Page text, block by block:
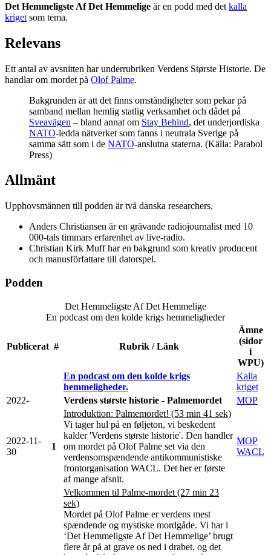
Det Hemmeligste Af Det Hemmelige är en podd med det kalla
kriget som tema.
Relevans
Ett antal av avsnitten har underrubriken Verdens Største Historie. De
handlar om mordet på Olof Palme.
Bakgrunden är att det finns omständigheter som pekar på
samband mellan hemlig statlig verksamhet och dådet på
Sveavägen – bland annat om Stay Behind, det underjordiska
NATO-ledda nätverket som fanns i neutrala Sverige på
samma sätt som i de NATO-anslutna staterna. (Källa: Parabol
Press)
Allmänt
Upphovsmännen till podden är två danska researchers.
Anders Christiansen är en grävande radiojournalist med 10
000-tals timmars erfarenhet av live-radio.
Christian Kirk Muff har en bakgrund som kreativ producent
och manusförfattare till datorspel.
Podden
Det Hemmeligste Af Det Hemmelige
En podcast om den kolde krigs hemmeligheder
Publicerat # Rubrik / Länk
Ämne
(sidor
i
WPU)
En podcast om den kolde krigs
hemmeligheder.
Kalla
kriget
2022-
Verdens største historie - Palmemordet MOP
2022-11-
30
1
Introduktion: Palmemordet! (53 min 41 sek)
Vi tager hul på en føljeton, vi beskedent
kalder 'Verdens største historie'. Den handler
om mordet på Olof Palme set via den
verdensomspændende antikommunistiske
frontorganisation WACL. Det her er første
af mange afsnit.
MOP
WACL
Velkommen til Palme-mordet (27 min 23
sek)
Mordet på Olof Palme er verdens mest
spændende og mystiske mordgåde. Vi har i
‘Det Hemmeligste Af Det Hemmelige’ brugt
flere år på at grave os ned i drabet, og det